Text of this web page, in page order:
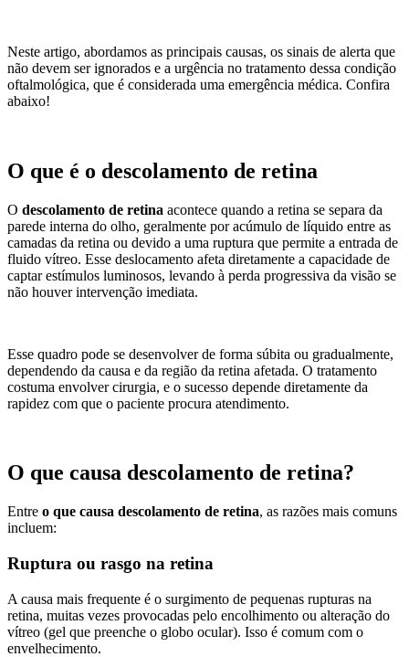
Neste artigo, abordamos as principais causas, os sinais de alerta que
não devem ser ignorados e a urgência no tratamento dessa condição
oftalmológica, que é considerada uma emergência médica. Confira
abaixo!
O que é o descolamento de retina
O descolamento de retina acontece quando a retina se separa da
parede interna do olho, geralmente por acúmulo de líquido entre as
camadas da retina ou devido a uma ruptura que permite a entrada de
fluido vítreo. Esse deslocamento afeta diretamente a capacidade de
captar estímulos luminosos, levando à perda progressiva da visão se
não houver intervenção imediata.
Esse quadro pode se desenvolver de forma súbita ou gradualmente,
dependendo da causa e da região da retina afetada. O tratamento
costuma envolver cirurgia, e o sucesso depende diretamente da
rapidez com que o paciente procura atendimento.
O que causa descolamento de retina?
Entre o que causa descolamento de retina, as razões mais comuns
incluem:
Ruptura ou rasgo na retina
A causa mais frequente é o surgimento de pequenas rupturas na
retina, muitas vezes provocadas pelo encolhimento ou alteração do
vítreo (gel que preenche o globo ocular). Isso é comum com o
envelhecimento.